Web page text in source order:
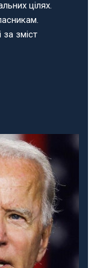
цілях.
за зміст